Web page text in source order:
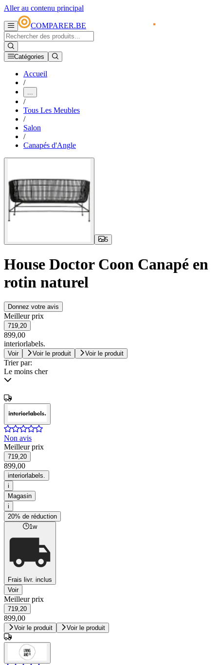
Aller au contenu principal
COMPARER.BE
Catégories
Accueil
/
...
/
Tous Les Meubles
/
Salon
/
Canapés d'Angle
5
House Doctor Coon Canapé en
rotin naturel
Donnez votre avis
Meilleur prix
719,20
899,00
interiorlabels.
Voir Voir le produit Voir le produit
Trier par:
Le moins cher
Non avis
Meilleur prix
719,20
899,00
interiorlabels.
i
Magasin
i
20% de réduction
1w
Frais livr. inclus
Voir
Meilleur prix
719,20
899,00
Voir le produit Voir le produit